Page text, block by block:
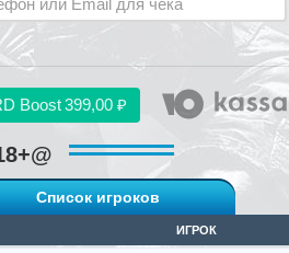
Boost399,00 ₽
Список игроков
ИГРОК